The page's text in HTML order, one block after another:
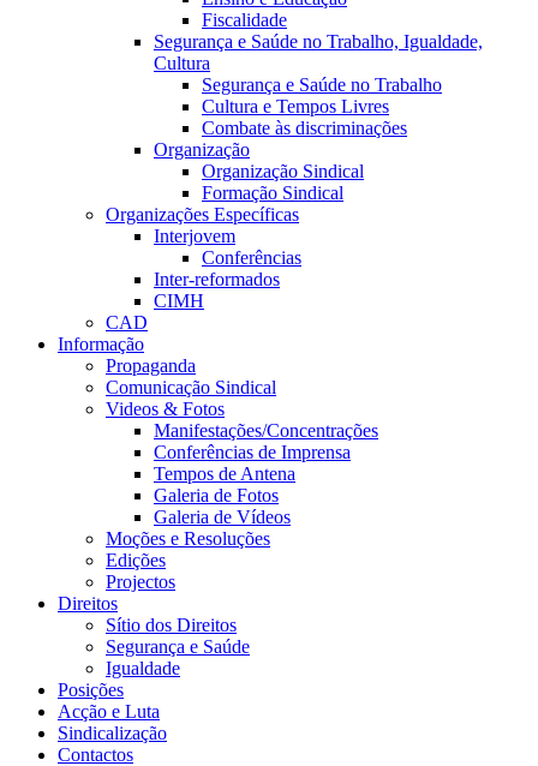
Fiscalidade
Segurança e Saúde no Trabalho, Igualdade,
Cultura
Segurança e Saúde no Trabalho
Cultura e Tempos Livres
Combate às discriminações
Organização
Organização Sindical
Formação Sindical
Organizações Específicas
Interjovem
Conferências
Inter-reformados
CIMH
CAD
Informação
Propaganda
Comunicação Sindical
Videos & Fotos
Manifestações/Concentrações
Conferências de Imprensa
Tempos de Antena
Galeria de Fotos
Galeria de Vídeos
Moções e Resoluções
Edições
Projectos
Direitos
Sítio dos Direitos
Segurança e Saúde
Igualdade
Posições
Acção e Luta
Sindicalização
Contactos